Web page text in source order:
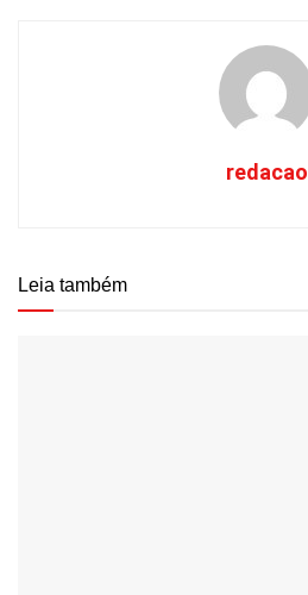
redacao
Leia também